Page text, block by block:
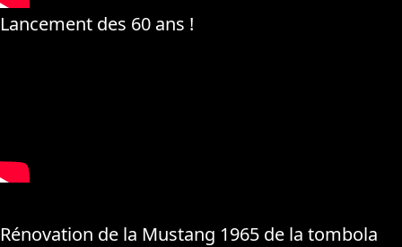
Lancement des 60 ans !
Rénovation de la Mustang 1965 de la tombola